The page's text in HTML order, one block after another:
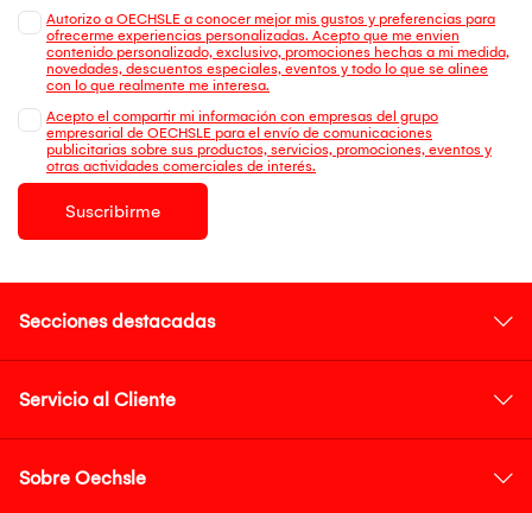
Autorizo a OECHSLE a conocer mejor mis gustos y preferencias para
ofrecerme experiencias personalizadas. Acepto que me envien
contenido personalizado, exclusivo, promociones hechas a mi medida,
novedades, descuentos especiales, eventos y todo lo que se alinee
con lo que realmente me interesa.
Acepto el compartir mi información con empresas del grupo
empresarial de OECHSLE para el envío de comunicaciones
publicitarias sobre sus productos, servicios, promociones, eventos y
otras actividades comerciales de interés.
Suscribirme
Secciones destacadas
Servicio al Cliente
Sobre Oechsle